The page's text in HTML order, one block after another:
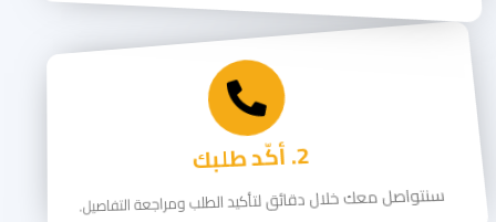
2. أكّد طلبك
سنتواصل معك خلال دقائق لتأكيد الطلب ومراجعة التفاصيل.